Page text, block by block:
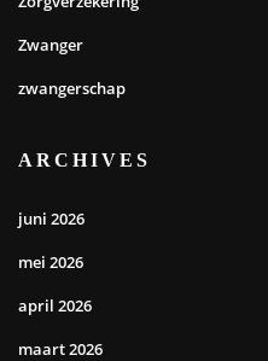
Zwanger
zwangerschap
ARCHIVES
juni 2026
mei 2026
april 2026
maart 2026